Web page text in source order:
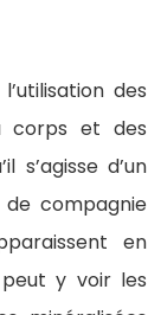
des
corps et des
s’agisse d’un
de compagnie
en
y voir les